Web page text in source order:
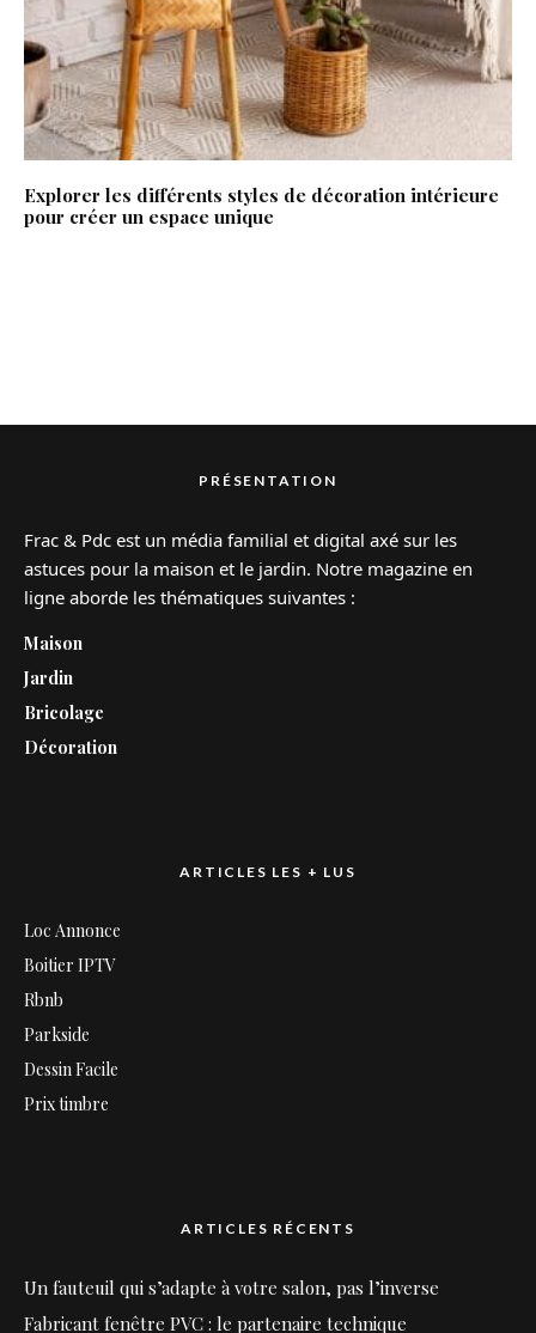
Explorer les différents styles de décoration intérieure
pour créer un espace unique
PRÉSENTATION
Frac & Pdc est un média familial et digital axé sur les
astuces pour la maison et le jardin. Notre magazine en
ligne aborde les thématiques suivantes :
Maison
Jardin
Bricolage
Décoration
ARTICLES LES + LUS
Loc Annonce
Boitier IPTV
Rbnb
Parkside
Dessin Facile
Prix timbre
ARTICLES RÉCENTS
Un fauteuil qui s’adapte à votre salon, pas l’inverse
Fabricant fenêtre PVC : le partenaire technique